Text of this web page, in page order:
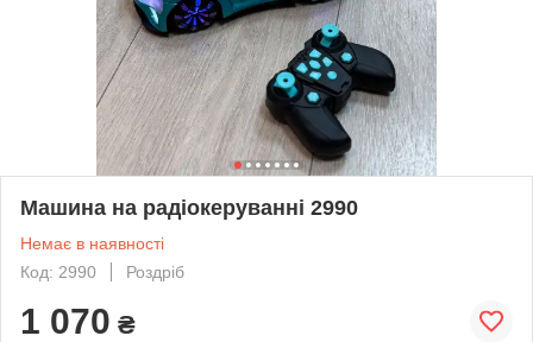
Машина на радіокеруванні 2990
Немає в наявності
Код: 2990
Роздріб
1 070 ₴